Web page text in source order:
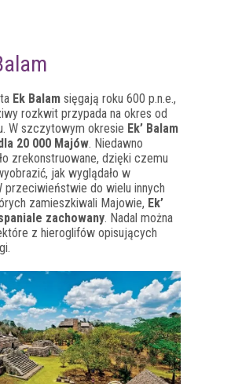
Ek Balam sięgają roku 600 p.n.e.,
rozkwit przypada na okres od
W szczytowym okresie Ek’ Balam
20 000 Majów. Niedawno
zrekonstruowane, dzięki czemu
jak wyglądało w
przeciwieństwie do wielu innych
zamieszkiwali Majowie, Ek’
zachowany. Nadal można
z hieroglifów opisujących